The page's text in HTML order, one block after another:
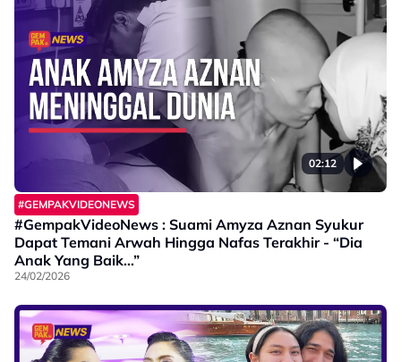
02:12
#GEMPAKVIDEONEWS
#GempakVideoNews : Suami Amyza Aznan Syukur
Dapat Temani Arwah Hingga Nafas Terakhir - “Dia
Anak Yang Baik…”
24/02/2026